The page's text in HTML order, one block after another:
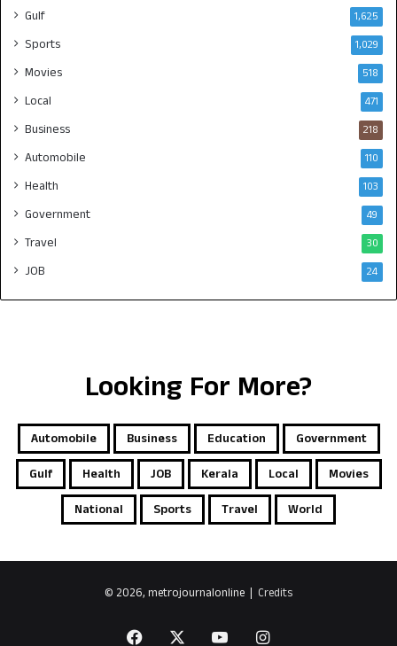
Gulf 1,625
Sports 1,029
Movies 518
Local 471
Business 218
Automobile 110
Health 103
Government 49
Travel 30
JOB 24
Looking For More?
Automobile Business Education
Government
Gulf
Health JOB Kerala Local
Movies
National
Sports Travel World
© 2026, metrojournalonline | Credits
Facebook YouTubeInstagram